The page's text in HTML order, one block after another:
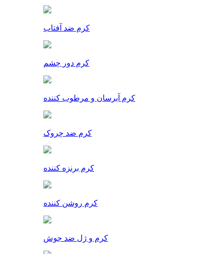
کرم ضد آفتاب
کرم دور چشم
کرم آبرسان و مرطوب کننده
کرم ضد چروک
کرم برنزه کننده
کرم روشن کننده
کرم و ژل ضد جوش